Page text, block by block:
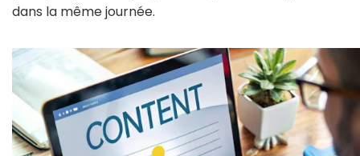
dans la même journée.